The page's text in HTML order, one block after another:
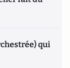
qui